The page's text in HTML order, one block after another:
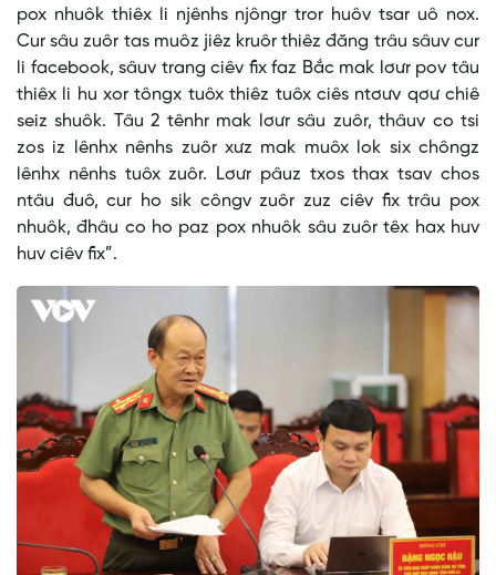
pox nhuôk thiêx li njênhs njôngr tror huôv tsar uô nox.
Cur sâu zuôr tas muôz jiêz kruôr thiêz đăng trâu sâuv cur
li facebook, sâuv trang ciêv fix faz Bắc mak lơưr pov tâu
thiêx li hu xor tôngx tuôx thiêz tuôx ciês ntơưv qơư chiê
seiz shuôk. Tâu 2 tênhr mak lơưr sâu zuôr, thâuv co tsi
zos iz lênhx nênhs zuôr xưz mak muôx lok six chôngz
lênhx nênhs tuôx zuôr. Lơưr pâuz txos thax tsav chos
ntâu đuô, cur ho sik côngv zuôr zuz ciêv fix trâu pox
nhuôk, đhâu co ho paz pox nhuôk sâu zuôr têx hax huv
huv ciêv fix”.